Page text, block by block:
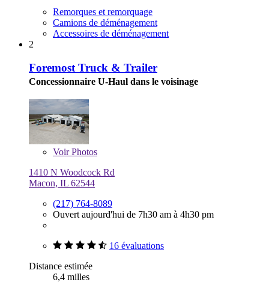
Remorques et remorquage
Camions de déménagement
Accessoires de déménagement
2
Foremost Truck & Trailer
Concessionnaire U-Haul dans le voisinage
VoirPhotos
1410 N Woodcock Rd
Macon, IL 62544
(217) 764-8089
Ouvert aujourd'hui de 7h30 am à 4h30 pm
16 évaluations
Distance estimée
6,4 milles